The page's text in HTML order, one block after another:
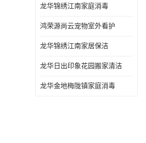
龙华锦绣江南家庭消毒
鸿荣源尚云宠物室外看护
龙华锦绣江南家居保洁
龙华日出印象花园搬家清洁
龙华金地梅陇镇家庭消毒